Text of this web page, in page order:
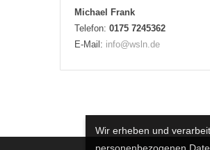
Michael Frank
Telefon: 0175 7245362
E-Mail: info@wsln.de
Wir erheben und